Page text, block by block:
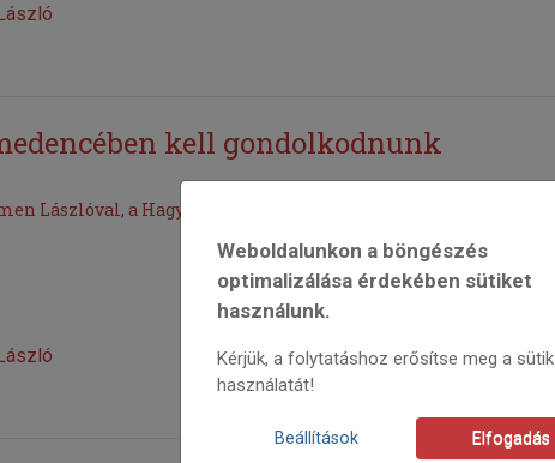
kell gondolkodnunk
Lászlóval, a Hagyományok Háza főigazgatójával
Weboldalunkon a böngészés
optimalizálása érdekében sütiket
használunk.
Kérjük, a folytatáshoz erősítse meg a sütik
használatát!
Beállítások Elfogadás